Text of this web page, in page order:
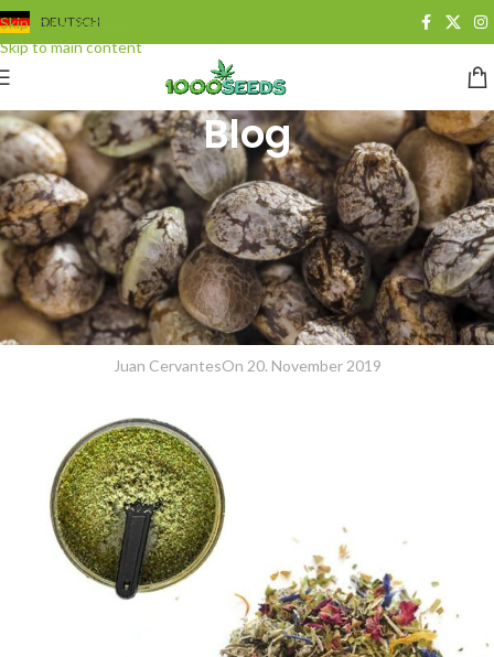
Skip to navigation
Skip to main content
DEUTSCH
Blog
BLOG
Rauchbare Pflanzen mit
Cannabis kombinieren und
Tabakersatzmischungen selber
herstellen
Juan CervantesOn 20. November 2019